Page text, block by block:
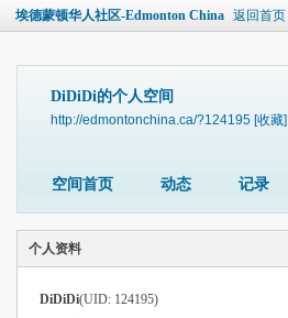
埃德蒙顿华人社区-Edmonton China 返回首页
DiDiDi的个人空间
http://edmontonchina.ca/?124195 [收藏]
空间首页 动态 记录
个人资料
DiDiDi(UID: 124195)